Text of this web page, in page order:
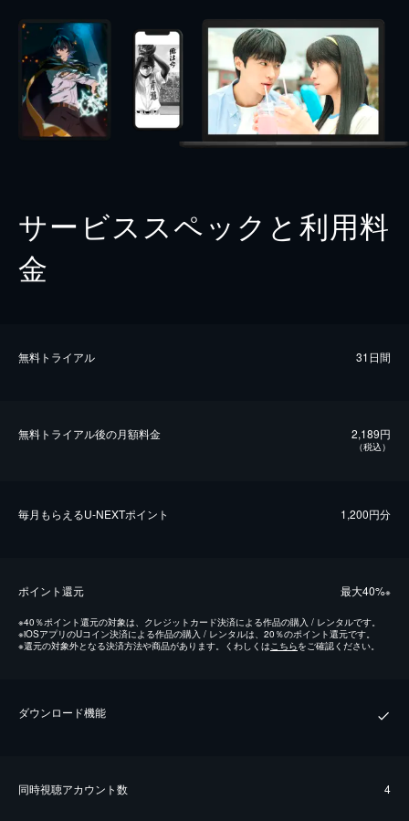
サービススペックと利用料
金
無料トライアル 31日間
無料トライアル後の⽉額料金 2,189円
（税込）
毎⽉もらえるU-NEXTポイント 1,200円分
ポイント還元 最⼤40%※
※40％ポイント還元の対象は、クレジットカード決済による作品の購入 / レンタルです。
※iOSアプリのUコイン決済による作品の購入 / レンタルは、20％のポイント還元です。
※還元の対象外となる決済方法や商品があります。くわしくはこちらをご確認ください。
ダウンロード機能
同時視聴アカウント数 4